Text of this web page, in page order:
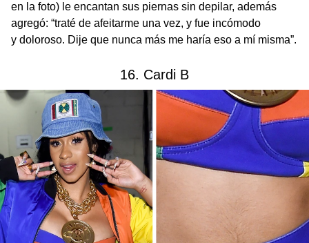
en la foto) le encantan sus piernas sin depilar, además
agregó: “traté de afeitarme una vez, y fue incómodo
y doloroso. Dije que nunca más me haría eso a mí misma”.
16. Cardi B